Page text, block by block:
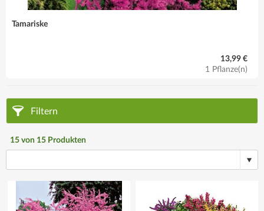
Tamariske
13,99 €
1 Pflanze(n)
Filtern
15 von 15 Produkten